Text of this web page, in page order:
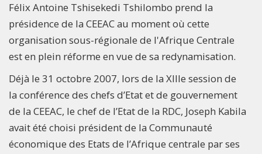
Félix Antoine Tshisekedi Tshilombo prend la
présidence de la CEEAC au moment où cette
organisation sous-régionale de l'Afrique Centrale
est en plein réforme en vue de sa redynamisation.
Déjà le 31 octobre 2007, lors de la XIIIe session de
la conférence des chefs d’Etat et de gouvernement
de la CEEAC, le chef de l’Etat de la RDC, Joseph Kabila
avait été choisi président de la Communauté
économique des Etats de l’Afrique centrale par ses